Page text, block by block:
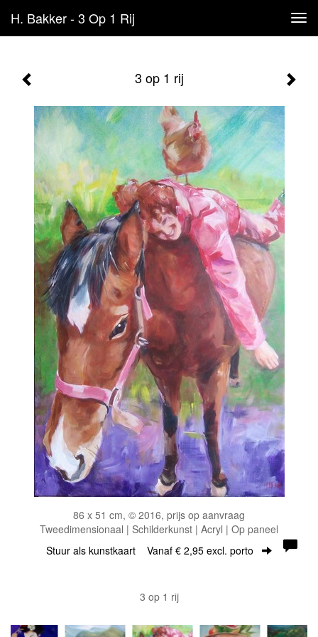
H. Bakker - 3 Op 1 Rij
3 op 1 rij
86 x 51 cm, © 2016, prijs op aanvraag
Tweedimensionaal | Schilderkunst | Acryl | Op paneel
Stuur als kunstkaart Vanaf € 2,95 excl. porto
3 op 1 rij